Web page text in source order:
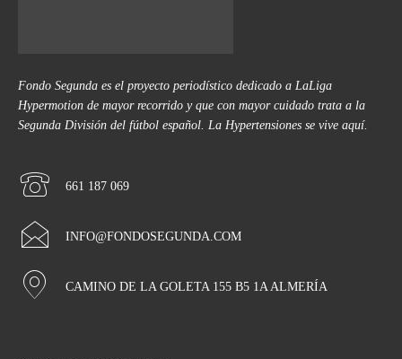
Fondo Segunda es el proyecto periodístico dedicado a LaLiga
Hypermotion de mayor recorrido y que con mayor cuidado trata a la
Segunda División del fútbol español. La Hypertensiones se vive aquí.
661 187 069
INFO@FONDOSEGUNDA.COM
CAMINO DE LA GOLETA 155 B5 1A ALMERÍA